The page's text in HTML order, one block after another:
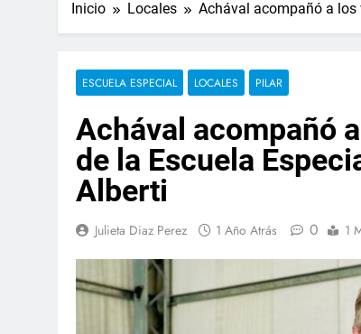
Inicio Locales Achával acompañó a los
ESCUELA ESPECIAL LOCALES PILAR
Achával acompañó
de la Escuela
Alberti
Julieta Diaz Perez 1 Año Atrás 0 1